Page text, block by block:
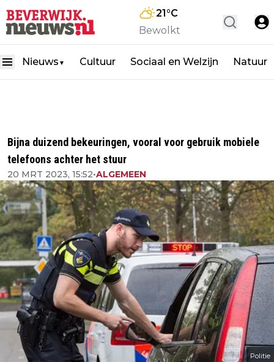
21°C
Bewolkt
Nieuws ▼ Cultuur Sociaal en Welzijn Natuur
Bijna duizend bekeuringen, vooral voor gebruik mobiele
telefoons achter het stuur
20 MRT 2023, 15:52•ALGEMEEN
Politie